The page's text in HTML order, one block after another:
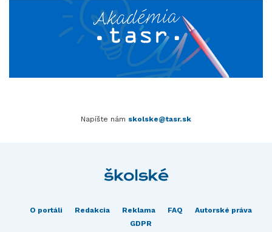
Napíšte nám skolske@tasr.sk
O portáli Redakcia Reklama FAQ
Autorské práva
GDPR